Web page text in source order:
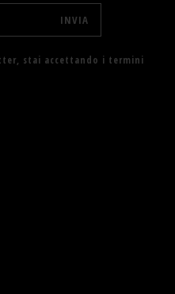
stai accettando i termini